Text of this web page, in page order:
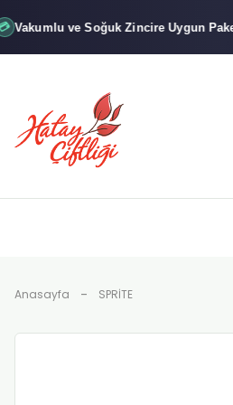
ve SoğukZincire Uygun Paketleme
Anasayfa SPRİTE